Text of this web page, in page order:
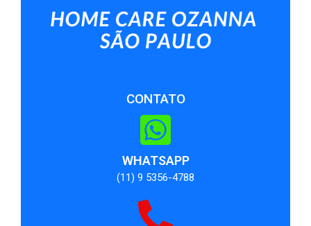
CONTATO
WHATSAPP
(11) 9 5356-4788